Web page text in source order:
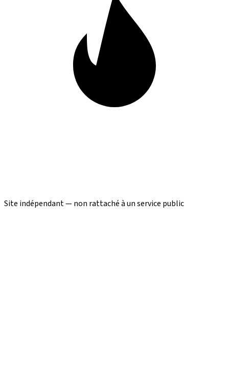
Site indépendant — non rattaché à un service public